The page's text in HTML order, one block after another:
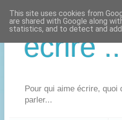
écrire
Pour qui aime écrire,
parler...
This site uses cookies from
are shared with Google along
statistics, and to detect and